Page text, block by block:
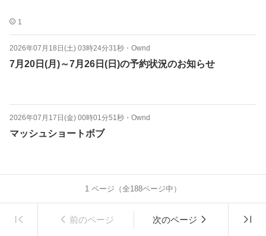
1
2026年07月18日(土) 03時24分31秒 ・ Ownd
7月20日(月)～7月26日(日)の予約状況のお知らせ
2026年07月17日(金) 00時01分51秒 ・ Ownd
マッシュショートボブ
1 ページ（全188ページ中）
前のページ 次のページ